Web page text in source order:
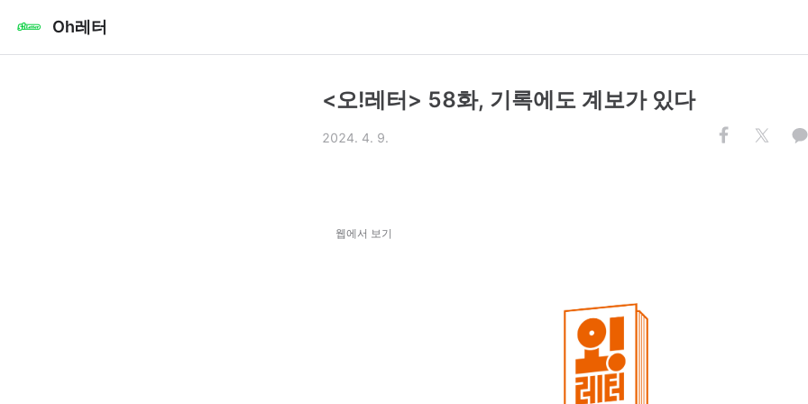
Oh레터
<오!레터> 58화, 기록에도 계보가 있다
2024. 4. 9.
웹에서 보기